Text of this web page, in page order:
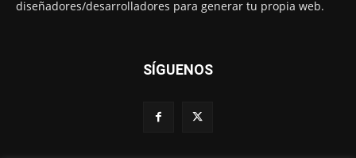
diseñadores/desarrolladores para generar tu propia web.
SÍGUENOS